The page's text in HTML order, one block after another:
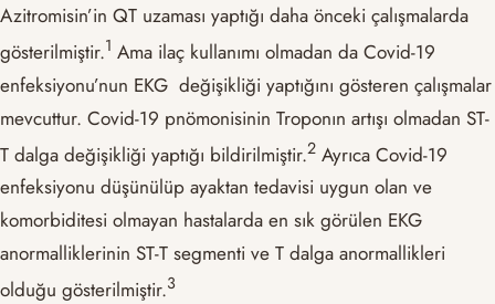
Azitromisin’in QT uzaması yaptığı daha önceki çalışmalarda
gösterilmiştir.​1​ Ama ilaç kullanımı olmadan da Covid-19
enfeksiyonu’nun EKG değişikliği yaptığını gösteren çalışmalar
mevcuttur. Covid-19 pnömonisinin Troponın artışı olmadan ST-
T dalga değişikliği yaptığı bildirilmiştir.​2​ Ayrıca Covid-19
enfeksiyonu düşünülüp ayaktan tedavisi uygun olan ve
komorbiditesi olmayan hastalarda en sık görülen EKG
anormalliklerinin ST-T segmenti ve T dalga anormallikleri
olduğu gösterilmiştir.​3​